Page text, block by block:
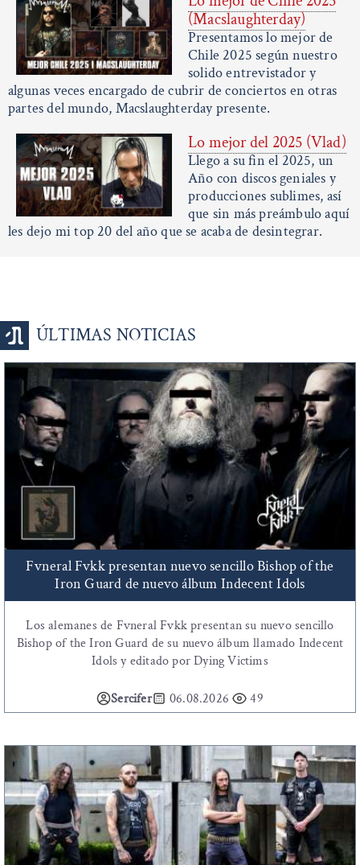
(Macslaughterday)
Presentamos lo mejor de
Chile 2025 según nuestro
solido entrevistador y
algunas veces encargado de cubrir de conciertos en otras
partes del mundo, Macslaughterday presente.
Lo mejor del 2025 (Vlad)
Llego a su fin el 2025, un
Año con discos geniales y
producciones sublimes, así
que sin más preámbulo aquí
les dejo mi top 20 del año que se acaba de desintegrar.
ÚLTIMAS NOTICIAS
Fvneral Fvkk presentan nuevo sencillo Bishop of the
Iron Guard de nuevo álbum Indecent Idols
Los alemanes de Fvneral Fvkk presentan su nuevo sencillo
Bishop of the Iron Guard de su nuevo álbum llamado Indecent
Idols y editado por Dying Victims
Sercifer 06.08.2026 49